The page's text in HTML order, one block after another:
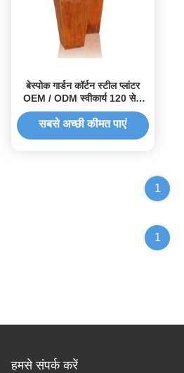
बेस्पोक गार्डन कॉर्टन स्टील प्लांटर
OEM / ODM स्वीकार्य 120 सेमी
लंबा
सबसे अच्छी कीमत पाएं
1
1
हमसे संपर्क करें